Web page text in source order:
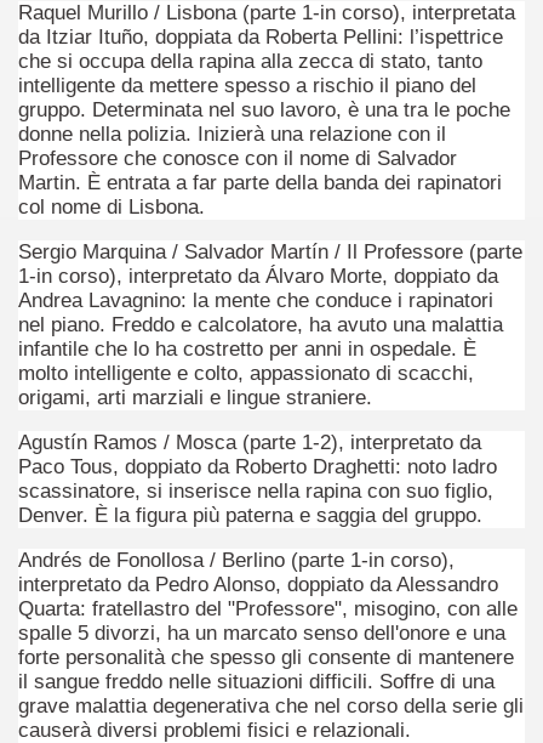
Raquel Murillo / Lisbona (parte 1-in corso), interpretata
da Itziar Ituño, doppiata da Roberta Pellini: l’ispettrice
che si occupa della rapina alla zecca di stato, tanto
intelligente da mettere spesso a rischio il piano del
gruppo. Determinata nel suo lavoro, è una tra le poche
donne nella polizia. Inizierà una relazione con il
Professore che conosce con il nome di Salvador
Martin. È entrata a far parte della banda dei rapinatori
col nome di Lisbona.
Sergio Marquina / Salvador Martín / Il Professore (parte
1-in corso), interpretato da Álvaro Morte, doppiato da
Andrea Lavagnino: la mente che conduce i rapinatori
nel piano. Freddo e calcolatore, ha avuto una malattia
infantile che lo ha costretto per anni in ospedale. È
molto intelligente e colto, appassionato di scacchi,
origami, arti marziali e lingue straniere.
Agustín Ramos / Mosca (parte 1-2), interpretato da
Paco Tous, doppiato da Roberto Draghetti: noto ladro
scassinatore, si inserisce nella rapina con suo figlio,
Denver. È la figura più paterna e saggia del gruppo.
Andrés de Fonollosa / Berlino (parte 1-in corso),
interpretato da Pedro Alonso, doppiato da Alessandro
Quarta: fratellastro del "Professore", misogino, con alle
spalle 5 divorzi, ha un marcato senso dell'onore e una
forte personalità che spesso gli consente di mantenere
il sangue freddo nelle situazioni difficili. Soffre di una
grave malattia degenerativa che nel corso della serie gli
causerà diversi problemi fisici e relazionali.
Se Ti Piacciono nel mese di Giugno 2014.